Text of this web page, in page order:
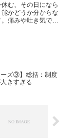
む。その日になら
かどうか分からな
痛みや吐き気で働
ーズ③】総括：制度
きすぎる